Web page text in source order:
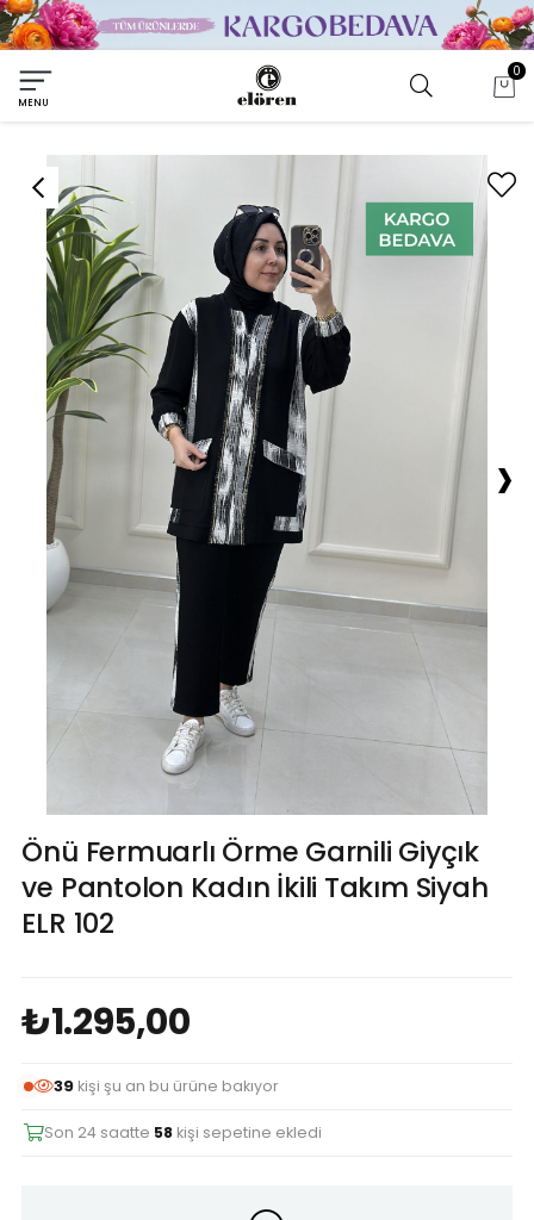
MENU
0
›
Önü Fermuarlı Örme Garnili Giyçık
ve Pantolon Kadın İkili Takım Siyah
ELR 102
₺1.295,00
39 kişi şu an bu ürüne bakıyor
Son 24 saatte 58 kişi sepetine ekledi